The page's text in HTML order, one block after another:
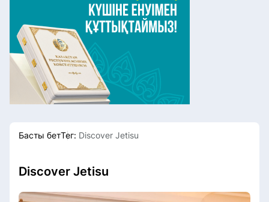
Елорда жаңалықтары
Көзқарас
Саясат
Видео
Әлеумет
Экономика
Спорт
Мәдениет
Басты бетТег: Discover Jetisu
Discover Jetisu